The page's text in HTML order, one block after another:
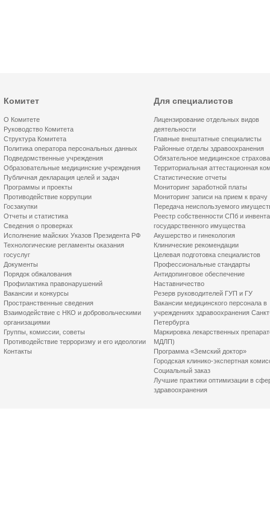
Комитет
О Комитете
Руководство Комитета
Структура Комитета
Политика оператора персональных данных
Подведомственные учреждения
Образовательные медицинские учреждения
Публичная декларация целей и задач
Программы и проекты
Противодействие коррупции
Госзакупки
Отчеты и статистика
Сведения о проверках
Исполнение майских Указов Президента РФ
Технологические регламенты оказания
госуслуг
Документы
Порядок обжалования
Профилактика правонарушений
Вакансии и конкурсы
Пространственные сведения
Взаимодействие с НКО и добровольческими
организациями
Группы, комиссии, советы
Противодействие терроризму и его идеологии
Контакты
Для специалистов
Лицензирование отдельных видов
деятельности
Главные внештатные специалисты
Районные отделы здравоохранения
Обязательное медицинское
Территориальная аттестационная
Статистические отчеты
Мониторинг заработной платы
Мониторинг записи на прием к врачу
Передача неиспользуемого
Реестр собственности СПб и
государственного имущества
Акушерство и гинекология
Клинические рекомендации
Целевая подготовка специалистов
Профессиональные стандарты
Антидопинговое обеспечение
Наставничество
Резерв руководителей ГУП и ГУ
Вакансии медицинского персонала в
учреждениях здравоохранения
Петербурга
Маркировка лекарственных
МДЛП)
Программа «Земский доктор»
Городская клинико-экспертная
Социальный заказ
Лучшие практики оптимизации в
здравоохранения